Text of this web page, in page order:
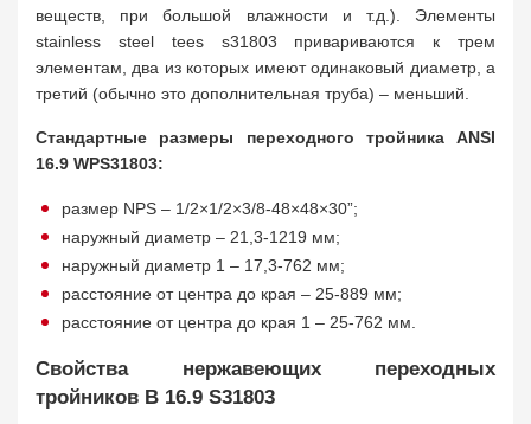
веществ, при большой влажности и т.д.). Элементы
stainless steel tees s31803 привариваются к трем
элементам, два из которых имеют одинаковый диаметр, а
третий (обычно это дополнительная труба) – меньший.
Стандартные размеры переходного тройника ANSI
16.9 WPS31803:
размер NPS – 1/2×1/2×3/8-48×48×30”;
наружный диаметр – 21,3-1219 мм;
наружный диаметр 1 – 17,3-762 мм;
расстояние от центра до края – 25-889 мм;
расстояние от центра до края 1 – 25-762 мм.
Свойства нержавеющих переходных
тройников B 16.9 S31803